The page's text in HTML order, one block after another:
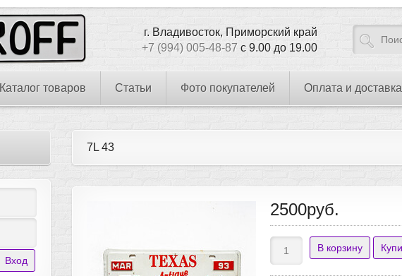
г. Владивосток, Приморский край
+7 (994) 005-48-87 с 9.00 до 19.00
Каталог товаров Статьи Фото покупателей Оплата и доставка
7L 43
2500руб.